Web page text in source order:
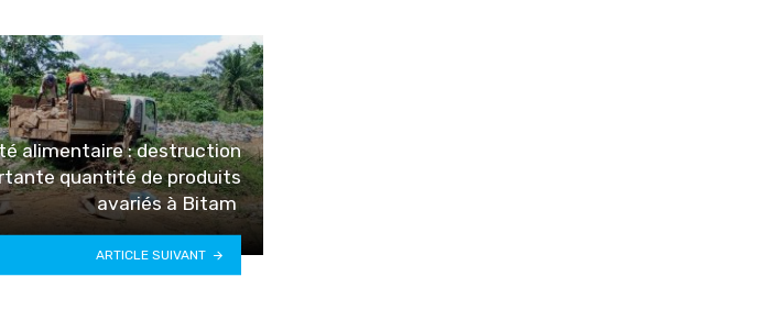
alimentaire : destruction
quantité de produits
avariés à Bitam
ARTICLE SUIVANT